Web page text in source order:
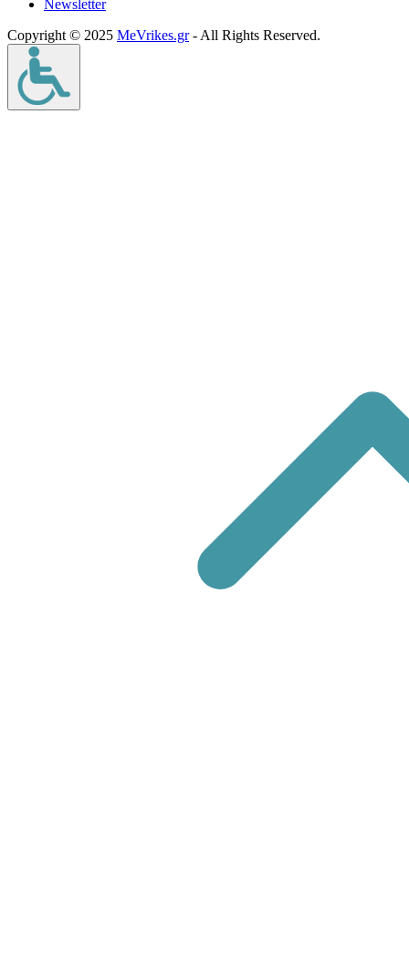
Νewsletter
Copyright © 2025 MeVrikes.gr- All Rights Reserved.